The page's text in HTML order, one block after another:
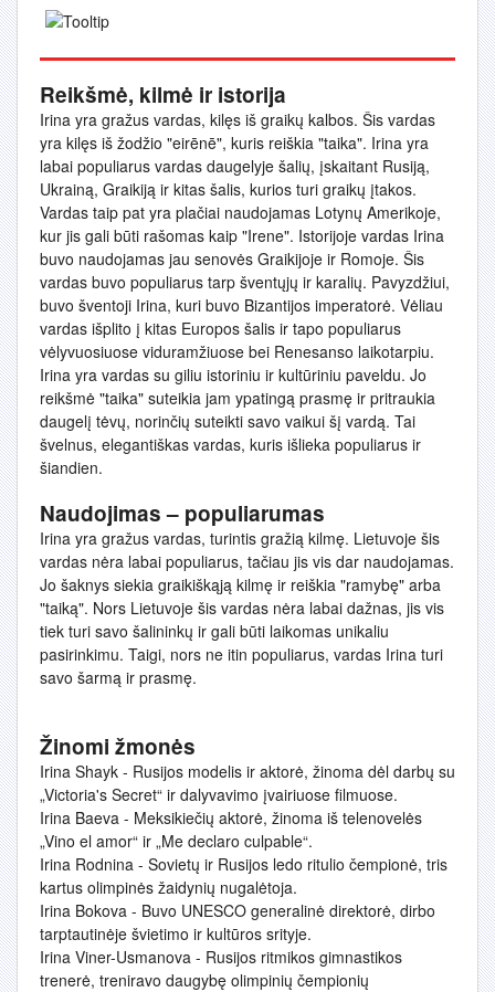
Reikšmė, kilmė ir istorija
Irina yra gražus vardas, kilęs iš graikų kalbos. Šis vardas
yra kilęs iš žodžio "eirēnē", kuris reiškia "taika". Irina yra
labai populiarus vardas daugelyje šalių, įskaitant Rusiją,
Ukrainą, Graikiją ir kitas šalis, kurios turi graikų įtakos.
Vardas taip pat yra plačiai naudojamas Lotynų Amerikoje,
kur jis gali būti rašomas kaip "Irene". Istorijoje vardas Irina
buvo naudojamas jau senovės Graikijoje ir Romoje. Šis
vardas buvo populiarus tarp šventųjų ir karalių. Pavyzdžiui,
buvo šventoji Irina, kuri buvo Bizantijos imperatorė. Vėliau
vardas išplito į kitas Europos šalis ir tapo populiarus
vėlyvuosiuose viduramžiuose bei Renesanso laikotarpiu.
Irina yra vardas su giliu istoriniu ir kultūriniu paveldu. Jo
reikšmė "taika" suteikia jam ypatingą prasmę ir pritraukia
daugelį tėvų, norinčių suteikti savo vaikui šį vardą. Tai
švelnus, elegantiškas vardas, kuris išlieka populiarus ir
šiandien.
Naudojimas – populiarumas
Irina yra gražus vardas, turintis gražią kilmę. Lietuvoje šis
vardas nėra labai populiarus, tačiau jis vis dar naudojamas.
Jo šaknys siekia graikiškąją kilmę ir reiškia "ramybę" arba
"taiką". Nors Lietuvoje šis vardas nėra labai dažnas, jis vis
tiek turi savo šalininkų ir gali būti laikomas unikaliu
pasirinkimu. Taigi, nors ne itin populiarus, vardas Irina turi
savo šarmą ir prasmę.
Žinomi žmonės
Irina Shayk - Rusijos modelis ir aktorė, žinoma dėl darbų su
„Victoria's Secret“ ir dalyvavimo įvairiuose filmuose.
Irina Baeva - Meksikiečių aktorė, žinoma iš telenovelės
„Vino el amor“ ir „Me declaro culpable“.
Irina Rodnina - Sovietų ir Rusijos ledo ritulio čempionė, tris
kartus olimpinės žaidynių nugalėtoja.
Irina Bokova - Buvo UNESCO generalinė direktorė, dirbo
tarptautinėje švietimo ir kultūros srityje.
Irina Viner-Usmanova - Rusijos ritmikos gimnastikos
trenerė, treniravo daugybę olimpinių čempionių